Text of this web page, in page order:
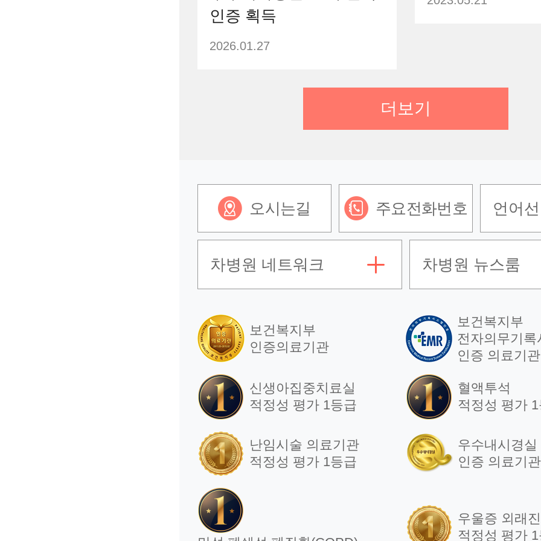
인증 획득
2026.01.27
더보기
오시는길 주요전화번호 언어
차병원 네트워크 차병원 뉴스룸
보건복지부
인증의료기관
보건복지부
전자의무기록
인증 의료기관
신생아집중치료실
적정성 평가 1등급
혈액투석
적정성 평가
난임시술 의료기관
적정성 평가 1등급
우수내시경실
인증 의료기관
우울증 외래
적정성 평가